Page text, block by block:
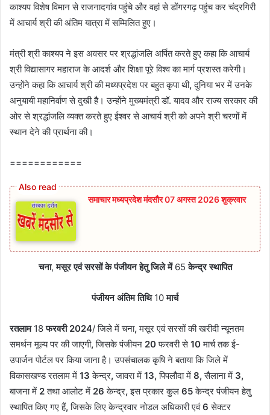
काश्यप विशेष विमान से राजनादगांव पहुंचे और वहां से डोंगरगढ़ पहुंच कर चंद्रगिरी
में आचार्य श्री की अंतिम यात्रा में सम्मिलित हुए।
मंत्री श्री काश्यप ने इस अवसर पर श्रद्धांजलि अर्पित करते हुए कहा कि आचार्य
श्री विद्यासागर महाराज के आदर्श और शिक्षा पूरे विश्व का मार्ग प्रशस्त करेगी।
उन्होंने कहा कि आचार्य श्री की मध्यप्रदेश पर बहुत कृपा थी,दुनिया भर में उनके
अनुयायी महानिर्वाण से दुखी है। उन्होंने मुख्यमंत्री डॉ. यादव और राज्य सरकार की
ओर से श्रद्धांजलि व्यक्त करते हुए ईश्वर से आचार्य श्री को अपने श्री चरणों में
स्थान देने की प्रार्थना की।
============
समाचार मध्यप्रदेश मंदसौर 07 अगस्त 2026 शुक्रवार
चना,मसूर एवं सरसों के पंजीयन हेतु जिले में 65 केन्द्र स्थापित
पंजीयन अंतिम तिथि 10 मार्च
रतलाम 18 फरवरी2024/जिले में चना,मसूर एवं सरसों की खरीदी न्यूनतम
समर्थन मूल्य पर की जाएगी,जिसके पंजीयन 20 फरवरी से10 मार्च तक ई-
उपार्जन पोर्टल पर किया जाना है। उपसंचालक कृषि ने बताया कि जिले में
विकासखण्ड रतलाम में 13 केन्द्र,जावरा में 13,पिपलौदा में 8,सैलाना में 3,
बाजना में 2 तथा आलोट में 26 केन्द्र,इस प्रकार कुल 65 केन्द्र पंजीयन हेतु
स्थापित किए गए हैं,जिसके लिए केन्द्रवार नोडल अधिकारी एवं6 सेक्टर